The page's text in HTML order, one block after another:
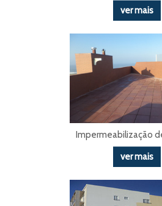
ver mais
Impermeabilização
ver mais